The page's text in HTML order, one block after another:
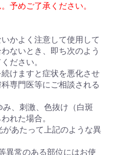
予めご了承ください。
かよく注意して使用して
ないとき、即ち次のよう
ださい。
けますと症状を悪化させ
専門医等にご相談される
、刺激、色抜け（白斑
れた場合。
あたって上記のような異
異常のある部位にはお使